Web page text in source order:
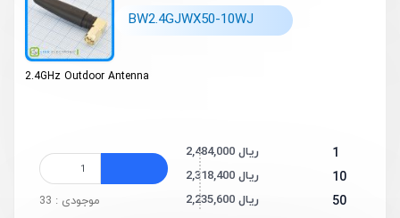
BW2.4GJWX50-10WJ
2.4GHz Outdoor Antenna
1 2,484,000 ریال
10 2,318,400 ریال
50 2,235,600 ریال موجودی : 33